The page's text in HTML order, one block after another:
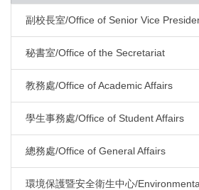
副校長室/Office of Senior Vice
秘書室/Office of the Secretariat
教務處/Office of Academic Affairs
學生事務處/Office of Student Affairs
總務處/Office of General Affairs
環境保護暨安全衛生中心/